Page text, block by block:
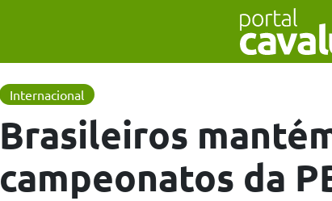
Internacional
Brasileiros
campeonatos da